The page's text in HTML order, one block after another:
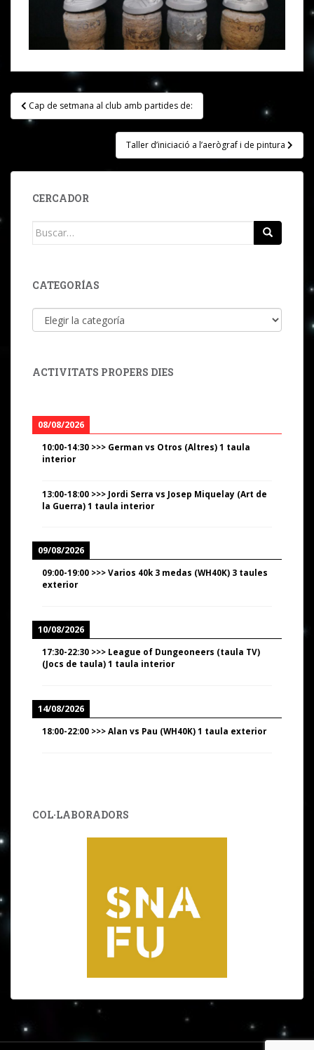
Navegación
de
Cap de setmana al club amb partides de:
Taller d’iniciació a l’aerògraf i de pintura
CERCADOR
Buscar:
CATEGORÍAS
Categorías
ACTIVITATS PROPERS DIES
08/08/2026
10:00-14:30 >>> German vs Otros (Altres) 1 taula
interior
13:00-18:00 >>> Jordi Serra vs Josep Miquelay (Art de
la Guerra) 1 taula interior
09/08/2026
09:00-19:00 >>>Varios 40k 3 medas (WH40K) 3 taules
exterior
10/08/2026
17:30-22:30 >>> League of Dungeoneers (taula TV)
(Jocs de taula) 1 taula interior
14/08/2026
18:00-22:00 >>>Alan vs Pau (WH40K) 1 taula exterior
COL·LABORADORS